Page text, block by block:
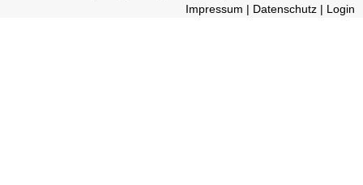
Impressum | Datenschutz| Login